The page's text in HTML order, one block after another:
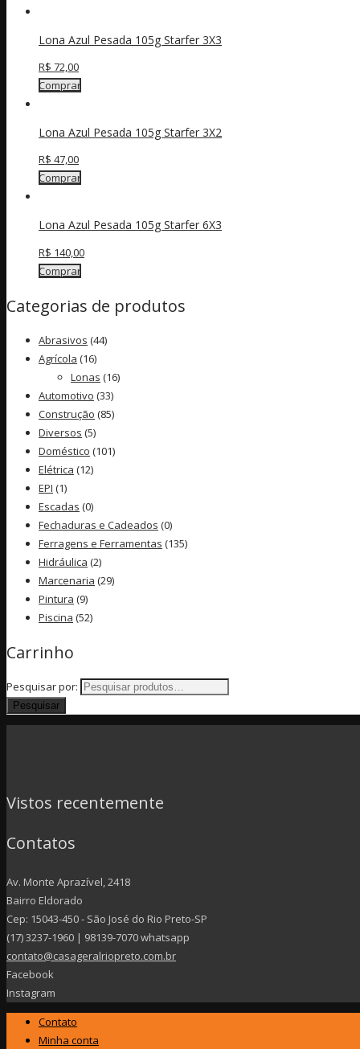
Lona Azul Pesada 105g Starfer 3X3
R$ 72,00
Comprar
Lona Azul Pesada 105g Starfer 3X2
R$ 47,00
Comprar
Lona Azul Pesada 105g Starfer 6X3
R$ 140,00
Comprar
Categorias de produtos
Abrasivos (44)
Agrícola (16)
Lonas (16)
Automotivo (33)
Construção (85)
Diversos (5)
Doméstico (101)
Elétrica (12)
EPI (1)
Escadas (0)
Fechaduras e Cadeados (0)
Ferragens e Ferramentas (135)
Hidráulica (2)
Marcenaria (29)
Pintura (9)
Piscina (52)
Carrinho
Pesquisar por:
Pesquisar
Vistos recentemente
Contatos
Av. Monte Aprazível, 2418
Bairro Eldorado
Cep: 15043-450 - São José do Rio Preto-SP
(17) 3237-1960 | 98139-7070 whatsapp
contato@casageralriopreto.com.br
Facebook
Instagram
Contato
Minha conta